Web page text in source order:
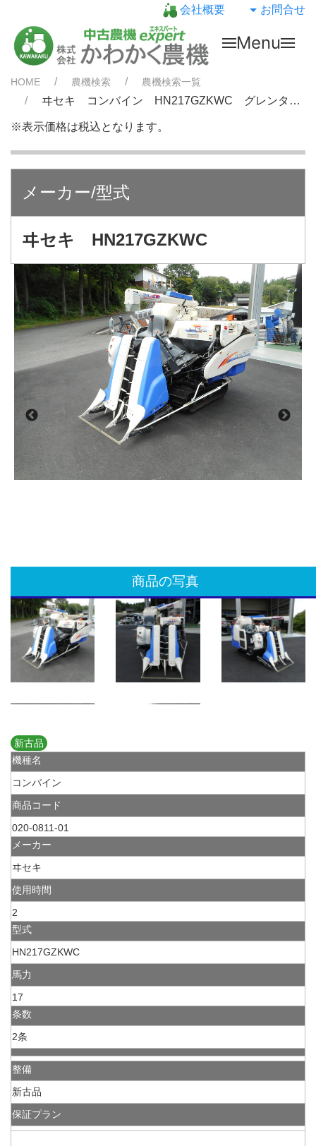
会社概要 お問合せ
Menu
HOME 農機検索 農機検索一覧
ヰセキ コンバイン HN217GZKWC グレンタンク
※表示価格は税込となります。
メーカー/型式
ヰセキ HN217GZKWC
商品の写真
新古品
機種名
コンバイン
商品コード
020-0811-01
メーカー
ヰセキ
使用時間
2
型式
HN217GZKWC
馬力
17
条数
2条
整備
新古品
保証プラン